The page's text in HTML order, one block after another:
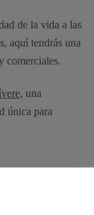
de la vida a las
aquí tendrás una
comerciales.
, una
única para